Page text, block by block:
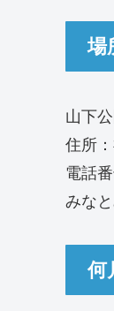
場
山下
住所
電話
みな
何